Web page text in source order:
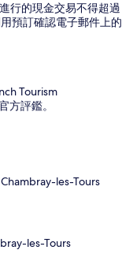
行的現金交易不得超過
預訂確認電子郵件上的
Tourism
方評鑑。
les-Tours
les-Tours